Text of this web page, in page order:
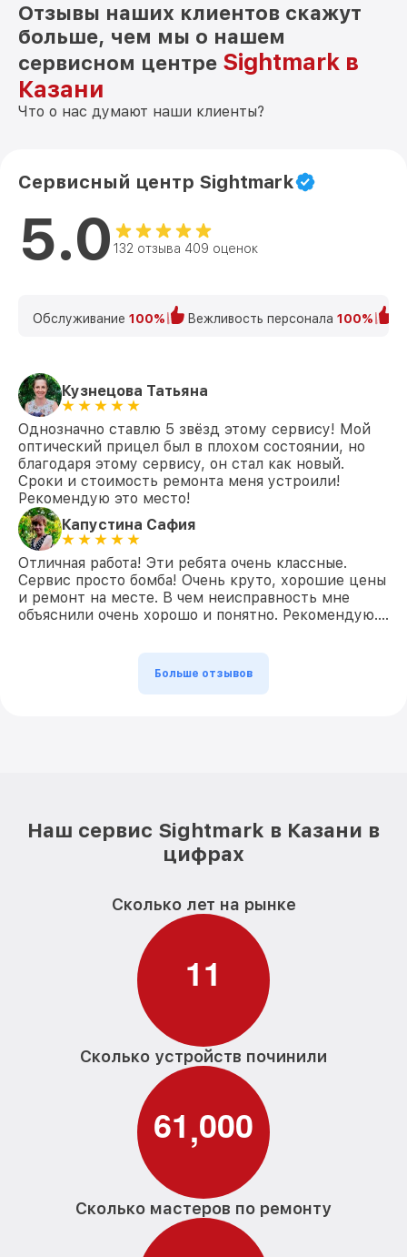
Отзывы наших клиентов скажут
больше, чем мы о нашем
сервисном центре Sightmark в
Казани
Что о нас думают наши клиенты?
Сервисный центр Sightmark
5.0 132 отзыва 409 оценок
Обслуживание 100% Вежливость персонала 100%
Кузнецова Татьяна
Однозначно ставлю 5 звёзд этому сервису! Мой
оптический прицел был в плохом состоянии, но
благодаря этому сервису, он стал как новый.
Сроки и стоимость ремонта меня устроили!
Рекомендую это место!
Капустина Сафия
Отличная работа! Эти ребята очень классные.
Сервис просто бомба! Очень круто, хорошие цены
и ремонт на месте. В чем неисправность мне
объяснили очень хорошо и понятно. Рекомендую….
Больше отзывов
Наш сервис Sightmark в Казани в
цифрах
Сколько лет на рынке
11
Сколько устройств починили
61,000
Сколько мастеров по ремонту